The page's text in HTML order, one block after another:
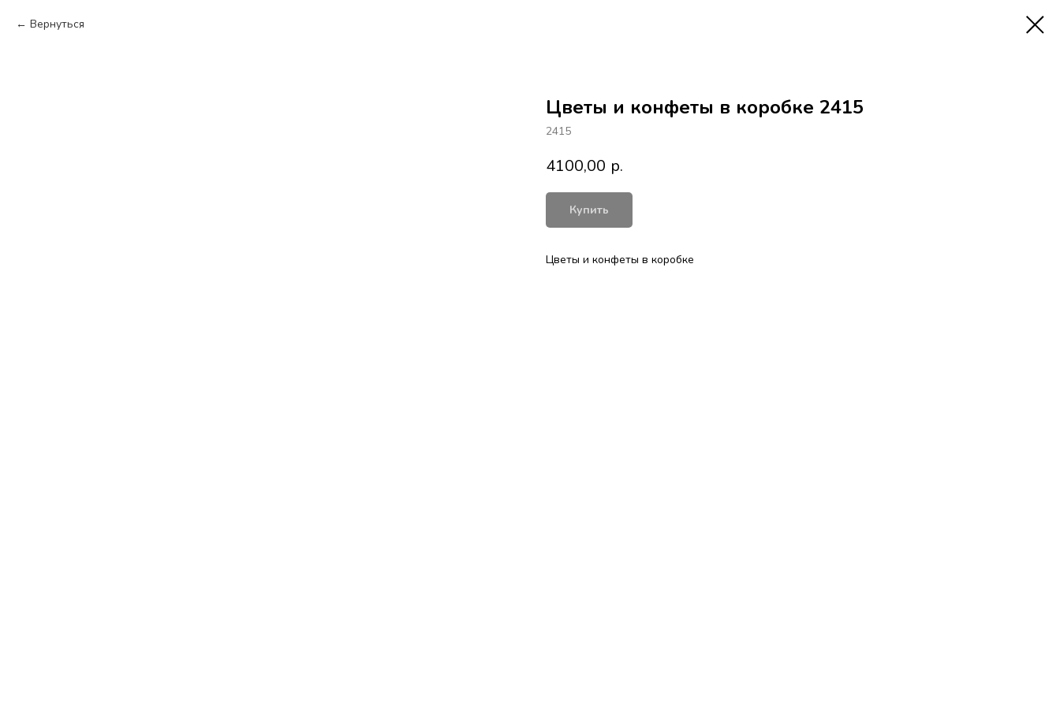
Вернуться
Цветы и конфеты в коробке 2415
2415
4100,00 р.
Купить
Цветы и конфеты в коробке